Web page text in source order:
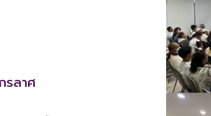
รลาศ